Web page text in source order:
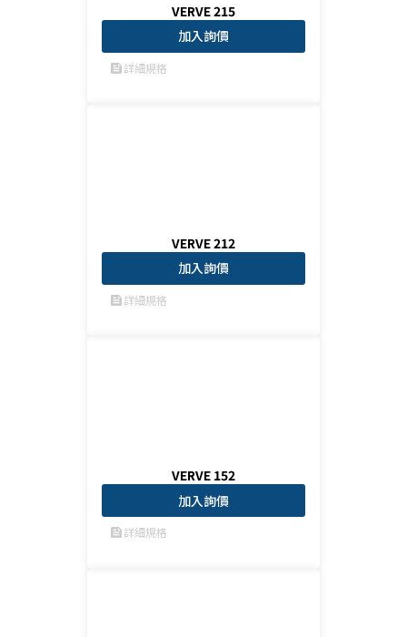
VERVE 215
加入詢價
feed詳細規格
VERVE 212
加入詢價
feed詳細規格
VERVE 152
加入詢價
feed詳細規格